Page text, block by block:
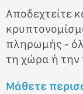
Αποδεχτείτε
πληρωμής -
τη χώρα ή την
Μάθετε